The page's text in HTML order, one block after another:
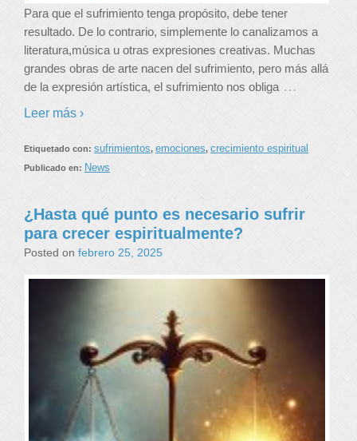
Para que el sufrimiento tenga propósito, debe tener
resultado. De lo contrario, simplemente lo canalizamos a
literatura,música u otras expresiones creativas. Muchas
grandes obras de arte nacen del sufrimiento, pero más allá
de la expresión artística, el sufrimiento nos obliga …
Leer más ›
Etiquetado con: sufrimientos, emociones, crecimiento espiritual
Publicado en: News
¿Hasta qué punto es necesario sufrir
para crecer espiritualmente?
Posted on febrero 25, 2025